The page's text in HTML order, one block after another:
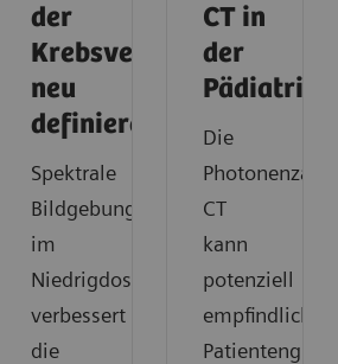
der
Krebsversorgung
neu
definieren
Spektrale
Bildgebung
im
Niedrigdosisbereich
verbessert
die
CT in
der
Pädiatrie
Die
Photonenzähl-
CT
kann
potenziell
empfindliche